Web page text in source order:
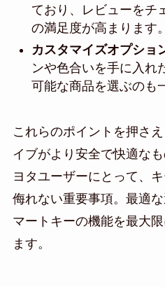
ており、レビューをチ
の満足度が高まります。
カスタマイズオプショ
ンや色合いを手に入れ
可能な商品を選ぶのも
これらのポイントを押さ
イブがより安全で快適な
ヨタユーザーにとって、
侮れない重要事項。最適
マートキーの機能を最大
ます。